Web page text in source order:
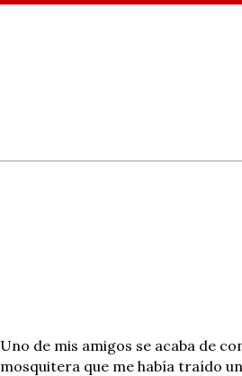
Uno de mis amigos se acaba de
mosquitera que me había traído